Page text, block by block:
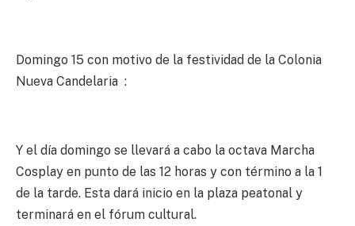
Domingo 15 con motivo de la festividad de la Colonia
Nueva Candelaria :
Y el día domingo se llevará a cabo la octava Marcha
Cosplay en punto de las 12 horas y con término a la 1
de la tarde. Esta dará inicio en la plaza peatonal y
terminará en el fórum cultural.